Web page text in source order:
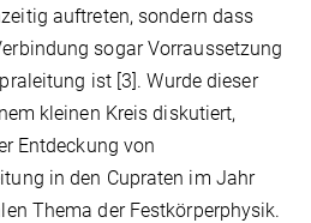
auftreten, sondern dass
sogar Vorraussetzung
ist [3]. Wurde dieser
kleinen Kreis diskutiert,
Entdeckung von
in den Cupraten im Jahr
Thema der Festkörperphysik.